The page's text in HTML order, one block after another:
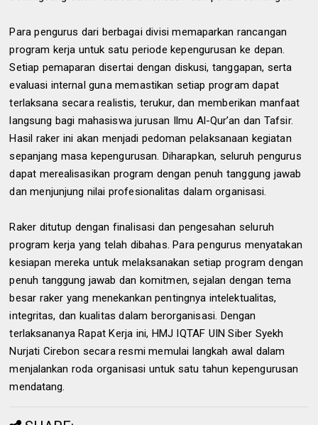
Para pengurus dari berbagai divisi memaparkan rancangan
program kerja untuk satu periode kepengurusan ke depan.
Setiap pemaparan disertai dengan diskusi, tanggapan, serta
evaluasi internal guna memastikan setiap program dapat
terlaksana secara realistis, terukur, dan memberikan manfaat
langsung bagi mahasiswa jurusan Ilmu Al-Qur’an dan Tafsir.
Hasil raker ini akan menjadi pedoman pelaksanaan kegiatan
sepanjang masa kepengurusan. Diharapkan, seluruh pengurus
dapat merealisasikan program dengan penuh tanggung jawab
dan menjunjung nilai profesionalitas dalam organisasi.
Raker ditutup dengan finalisasi dan pengesahan seluruh
program kerja yang telah dibahas. Para pengurus menyatakan
kesiapan mereka untuk melaksanakan setiap program dengan
penuh tanggung jawab dan komitmen, sejalan dengan tema
besar raker yang menekankan pentingnya intelektualitas,
integritas, dan kualitas dalam berorganisasi. Dengan
terlaksananya Rapat Kerja ini, HMJ IQTAF UIN Siber Syekh
Nurjati Cirebon secara resmi memulai langkah awal dalam
menjalankan roda organisasi untuk satu tahun kepengurusan
mendatang.